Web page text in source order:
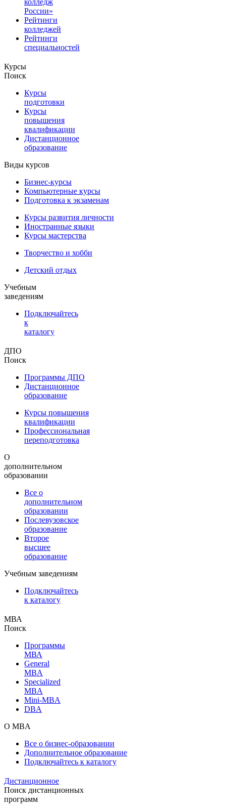
России»
Рейтинги
колледжей
Рейтинги
специальностей
Курсы
Поиск
Курсы
подготовки
Курсы
повышения
квалификации
Дистанционное
образование
Виды курсов
Бизнес-курсы
Компьютерные курсы
Подготовка к экзаменам
Курсы развития личности
Иностранные языки
Курсы мастерства
Творчество и хобби
Детский отдых
Учебным
заведениям
Подключайтесь
к
каталогу
ДПО
Поиск
Программы ДПО
Дистанционное
образование
Курсы повышения
квалификации
Профессиональная
переподготовка
О
дополнительном
образовании
Все о
дополнительном
образовании
Послевузовское
образование
Второе
высшее
образование
Учебным заведениям
Подключайтесь
к каталогу
МВА
Поиск
Программы
МВА
General
MBA
Specialized
MBA
Mini-MBA
DBA
О MBA
Все о бизнес-образовании
Дополнительное образование
Подключайтесь к каталогу
Дистанционное
Поиск дистанционных
программ